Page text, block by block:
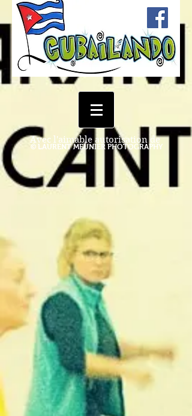
Avec l'aimable autorisation de
© LAURENT MEUNIER PHOTOGRAPHY